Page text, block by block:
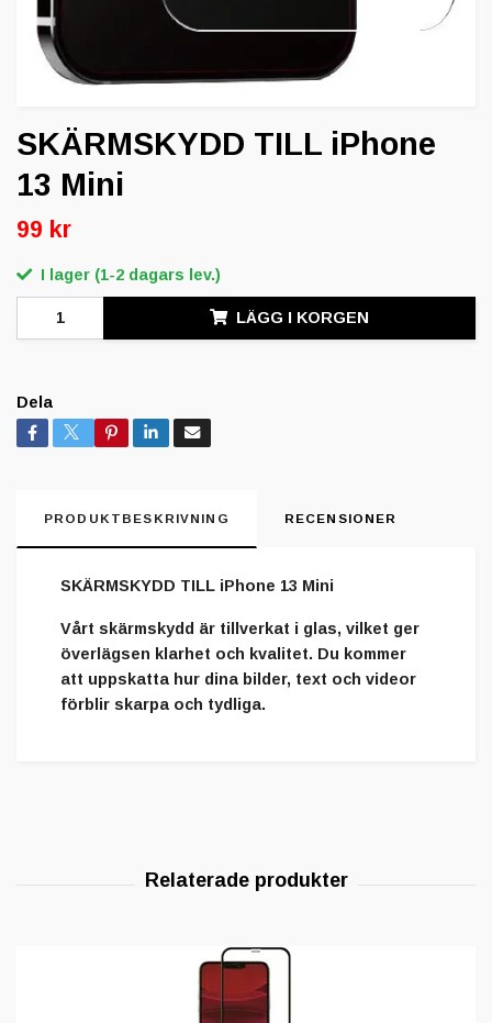
SKÄRMSKYDD TILL iPhone
13 Mini
99 kr
I lager (1-2 dagars lev.)
LÄGG I KORGEN
Dela
PRODUKTBESKRIVNING RECENSIONER
SKÄRMSKYDD TILL iPhone 13 Mini
Vårt skärmskydd är tillverkat i glas, vilket ger
överlägsen klarhet och kvalitet. Du kommer
att uppskatta hur dina bilder, text och videor
förblir skarpa och tydliga.